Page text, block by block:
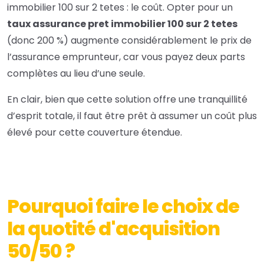
immobilier 100 sur 2 tetes : le coût. Opter pour un
taux assurance pret immobilier 100 sur 2 tetes
(donc 200 %) augmente considérablement le prix de
l’assurance emprunteur, car vous payez deux parts
complètes au lieu d’une seule.
En clair, bien que cette solution offre une tranquillité
d’esprit totale, il faut être prêt à assumer un coût plus
élevé pour cette couverture étendue.
Pourquoi faire le choix de
la quotité d'acquisition
50/50 ?